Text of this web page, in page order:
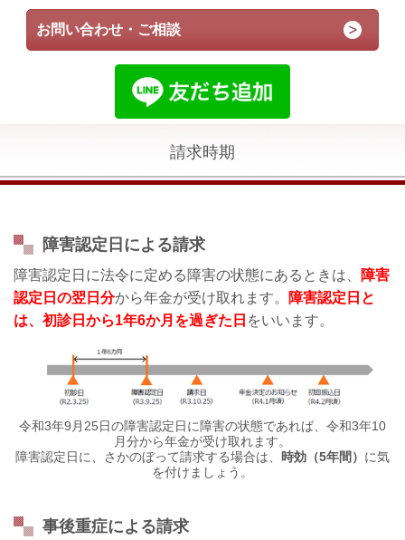
お問い合わせ・ご相談
請求時期
障害認定日による請求
障害認定日に法令に定める障害の状態にあるときは、
障害
認定日の翌日分から年金が受け取れます。
障害認定日と
は、初診日から1年6か月を過ぎた日 をいいます。
令和3年9月25日の障害認定日に障害の状態であれば、令和3年10
月分から年金が受け取れます。
障害認定日に、さかのぼって請求する場合は、 時効（5年間） に気
を付けましょう。
事後重症による請求